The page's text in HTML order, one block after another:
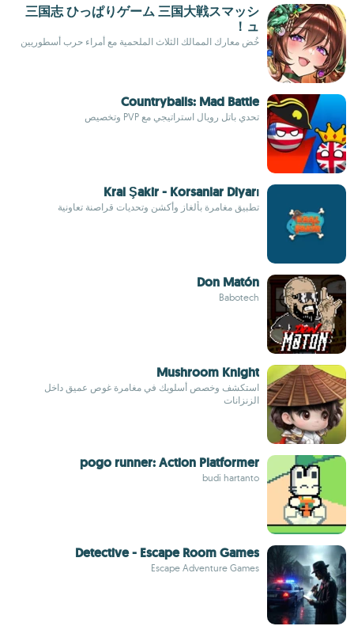
三国志 ひっぱりゲーム 三国大戦スマッシ
ュ！
خُض معارك الممالك الثلاث الملحمية مع أمراء حرب أسطوريين
Countryballs: Mad Battle
تحدي باتل رويال استراتيجي مع PVP وتخصيص
Kral Şakir - Korsanlar Diyarı
تطبيق مغامرة بألغاز وأكشن وتحديات قراصنة تعاونية
Don Matón
Babotech
Mushroom Knight
استكشف وخصص أسلوبك في مغامرة غوص عميق داخل
الزنزانات
pogo runner: Action Platformer
budi hartanto
Detective - Escape Room Games
Escape Adventure Games